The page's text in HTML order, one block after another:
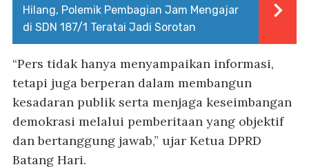
Hilang, Polemik Pembagian Jam Mengajar
di SDN 187/1 Teratai Jadi Sorotan
“Pers tidak hanya menyampaikan informasi,
tetapi juga berperan dalam membangun
kesadaran publik serta menjaga keseimbangan
demokrasi melalui pemberitaan yang objektif
dan bertanggung jawab,” ujar Ketua DPRD
Batang Hari.